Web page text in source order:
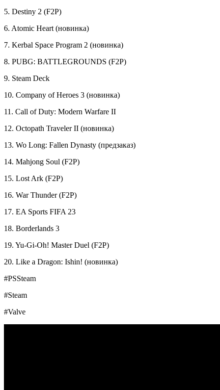
5. Destiny 2 (F2P)
6. Atomic Heart (новинка)
7. Kerbal Space Program 2 (новинка)
8. PUBG: BATTLEGROUNDS (F2P)
9. Steam Deck
10. Company of Heroes 3 (новинка)
11. Call of Duty: Modern Warfare II
12. Octopath Traveler II (новинка)
13. Wo Long: Fallen Dynasty (предзаказ)
14. Mahjong Soul (F2P)
15. Lost Ark (F2P)
16. War Thunder (F2P)
17. EA Sports FIFA 23
18. Borderlands 3
19. Yu-Gi-Oh! Master Duel (F2P)
20. Like a Dragon: Ishin! (новинка)
#PSSteam
#Steam
#Valve